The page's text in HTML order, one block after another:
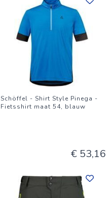
Schöffel - Shirt Style Pinega -
Fietsshirt maat 54, blauw
€ 53,16